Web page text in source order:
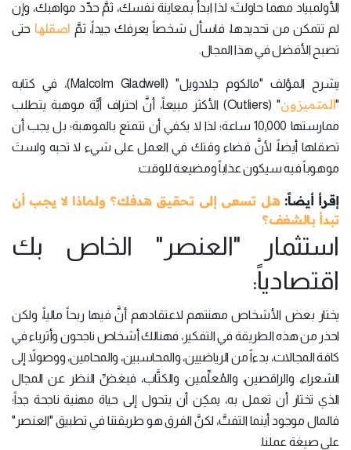
الأولمبياد مهما حاولتَ؛ لذا ابدأ بمعاينة نفسك، ثمَّ حدِّد مواهبك، وإن
لم تتمكن من تحديدها، فاسأل شخصاً يعرفك جيداً، ثمَّ اصقلها حتى
تصبح الأفضل في هذا المجال.
يشرح المؤلف "مالكوم جلادويل" (Malcolm Gladwell)، في كتابه
"المتميزون
" (Outliers) الأكثر مبيعاً، أنَّ احتراف أيَّة موهبة يتطلب
ممارستها 10,000 ساعة؛ لذا لا يكفي أن تتمتع بالموهبة؛ بل يجب أن
تصقلها أيضاً، لأنَّ قضاء وقتك في العمل على شيء لا تحبه ولستَ
موهوباً فيه سيكون عذاباً ومضيعة للوقت.
إقرأ أيضاً:هل تسعى إلى تحقيق هدفك؟ ولماذا لا يجب أن
تبدأ بالشغف؟
استثمار "العنصر" الخاص بك
اقتصادياً:
يختار بعض الأشخاص مهنتهم لاعتقادهم أنَّ فيها ربحاً مالياً، ولكن
احذر من هذه الطريقة في التفكير، فهنالك أشخاص ناجحون وأثرياء في
كافة المجالات، بدءاً من الرياضيين، والمحاسبين، والمحامين، ووصولاً إلى
الشعراء، والراقصين، والمُعلِّمين، والكتَّاب، فبغضِّ النظر عن المجال
الذي تختار أن تعمل به، يمكِن أن يتحول إلى حياة مهنية ناجحة جداً؛
فالمال موجود أينما التفتَّ، لكنَّ الفرق هو طريقتنا في تطبيق "العنصر"
على صيغة عملنا.